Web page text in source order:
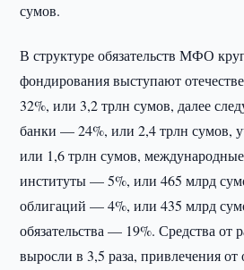
сумов.
В структуре обязательств МФО
фондирования выступают
32%, или 3,2 трлн сумов, далее
банки — 24%, или 2,4 трлн сумов,
или 1,6 трлн сумов,
институты — 5%, или 465 млрд
облигаций — 4%, или 435 млрд
обязательства — 19%. Средства от
выросли в 3,5 раза, привлечения от